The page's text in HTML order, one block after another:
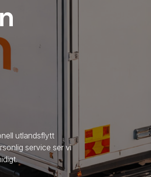
utlandsflytt
service ser vi